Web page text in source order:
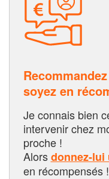
soyez en
Je connais bien
intervenir chez
proche !
Alorsdonnez-lui
en récompensés !